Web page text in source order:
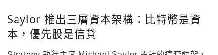
Saylor 推出三層資本架構：比特幣是資
本，優先股是信貸